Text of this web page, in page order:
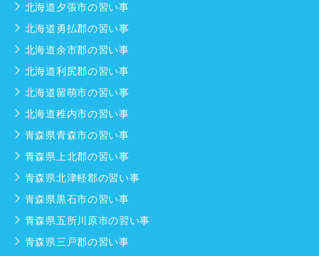
北海道夕張市の習い事
北海道勇払郡の習い事
北海道余市郡の習い事
北海道利尻郡の習い事
北海道留萌市の習い事
北海道稚内市の習い事
青森県青森市の習い事
青森県上北郡の習い事
青森県北津軽郡の習い事
青森県黒石市の習い事
青森県五所川原市の習い事
青森県三戸郡の習い事